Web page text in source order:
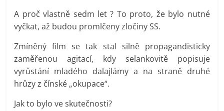
A proč vlastně sedm let ? To proto, že bylo nutné
vyčkat, až budou promlčeny zločiny SS.
Zmíněný film se tak stal silně propagandisticky
zaměřenou agitací, kdy selankovitě popisuje
vyrůstání mladého dalajlámy a na straně druhé
hrůzy z čínské „okupace“.
Jak to bylo ve skutečnosti?